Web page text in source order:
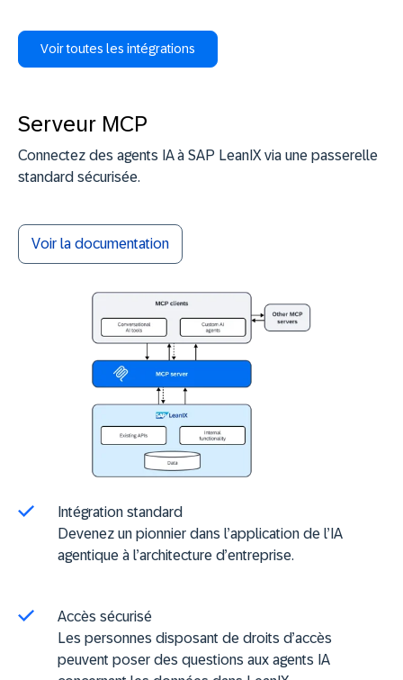
Voir toutes les intégrations
Serveur MCP
Connectez des agents IA à SAP LeanIX via une passerelle
standard sécurisée.
Voir la documentation
Intégration standard
Devenez un pionnier dans l’application de l’IA
agentique à l’architecture d’entreprise.
Accès sécurisé
Les personnes disposant de droits d’accès
peuvent poser des questions aux agents IA